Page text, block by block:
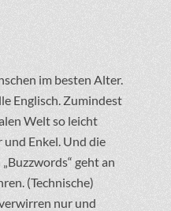
im besten Alter.
Englisch. Zumindest
Welt so leicht
Enkel. Und die
geht an
(Technische)
nur und